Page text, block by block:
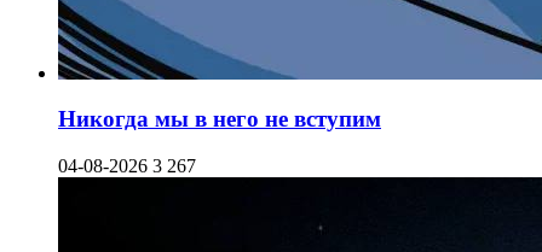
Никогда мы в него не вступим
04-08-2026 3 267